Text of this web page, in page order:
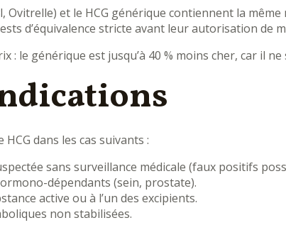
Ovitrelle) et le HCG générique contiennent la
d’équivalence stricte avant leur autorisation de
: le générique est jusqu’à 40 % moins cher, car il
dans les cas suivants :
sans surveillance médicale (faux positifs
dépendants (sein, prostate).
active ou à l’un des excipients.
non stabilisées.